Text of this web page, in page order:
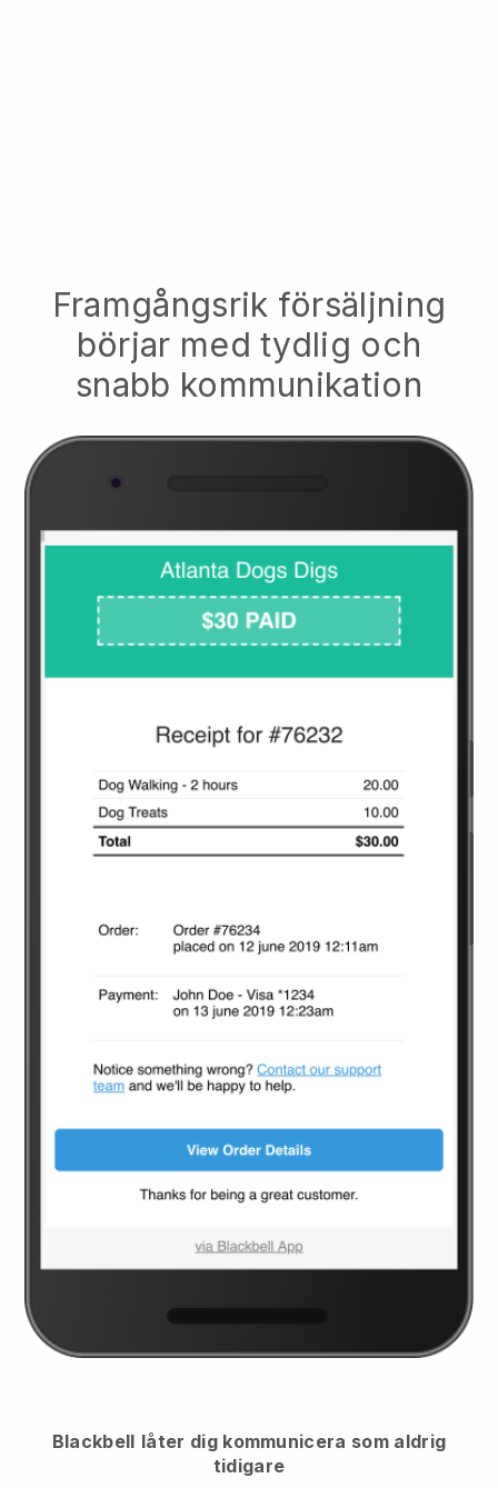
Framgångsrik försäljning
börjar med tydlig och
snabb kommunikation
Blackbell låter dig kommunicera som aldrig
tidigare